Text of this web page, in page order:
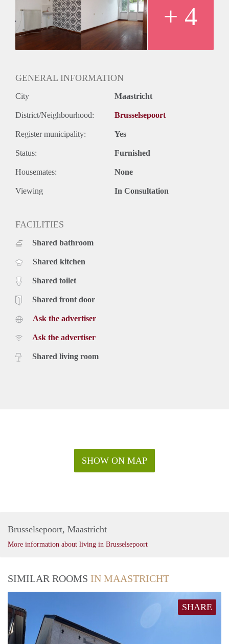
het studentenhuis zijn 2 separate toiletten.
Tevens is er een gemeenschappelijke buitenruimte, waar alle
bewoners gebruik van kunnen maken.
Momenteel komen er 4 kamers vrij in deze prachtige woning
dus ideaal voor meerdere bevriende studenten.
+ 4
GENERAL INFORMATION
City Maastricht
District/Neighbourhood: Brusselsepoort
Register municipality: Yes
Status: Furnished
Housemates: None
Viewing In Consultation
FACILITIES
Shared bathroom
Shared kitchen
Shared toilet
Shared front door
Ask the advertiser
Ask the advertiser
Shared living room
SHOW ON MAP
Brusselsepoort, Maastricht
More information about living in Brusselsepoort
SIMILAR ROOMS IN MAASTRICHT
SHARE